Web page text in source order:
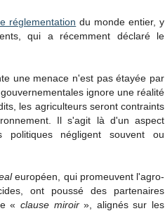
réglementation du monde entier, y
qui a récemment déclaré le
une menace n'est pas étayée par
ignore une réalité
les agriculteurs seront contraints
Il s'agit là d'un aspect
politiques négligent souvent ou
européen, qui promeuvent l'agro-
ont poussé des partenaires
« clause miroir», alignés sur les